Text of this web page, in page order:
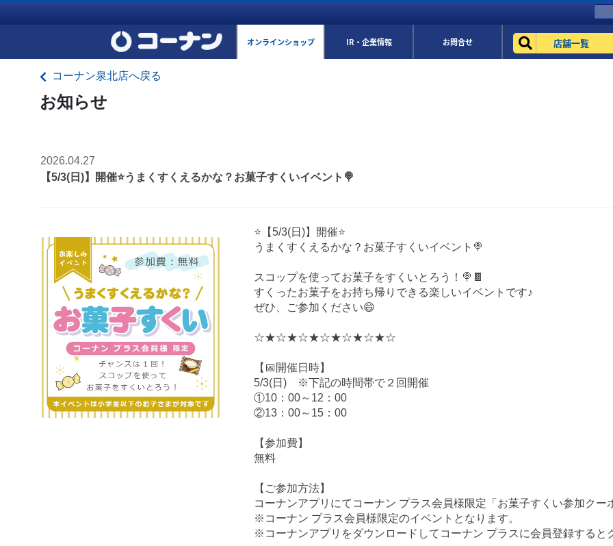
オンラインショップ IR・企業情報 お問合せ 店舗一覧
コーナン泉北店へ戻る
お知らせ
2026.04.27
【5/3(日)】開催⭐️うまくすくえるかな？お菓子すくいイベント🍭
⭐️【5/3(日)】開催⭐️
うまくすくえるかな？お菓子すくいイベント🍭
スコップを使ってお菓子をすくいとろう！🍭🍫
すくったお菓子をお持ち帰りできる楽しいイベントです♪
ぜひ、ご参加ください😄
☆★☆★☆★☆★☆★☆★☆
【📅開催日時】
5/3(日) ※下記の時間帯で２回開催
①10：00～12：00
②13：00～15：00
【参加費】
無料
【ご参加方法】
コーナンアプリにてコーナン プラス会員様限定「お菓子すくい参加クー
※コーナン プラス会員様限定のイベントとなります。
※コーナンアプリをダウンロードしてコーナン プラスに会員登録すると